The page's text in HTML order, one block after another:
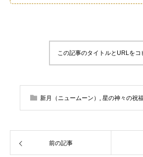
この記事のタイトルとURLをコ
新月（ニュームーン） , 星の神々の祝
前の記事